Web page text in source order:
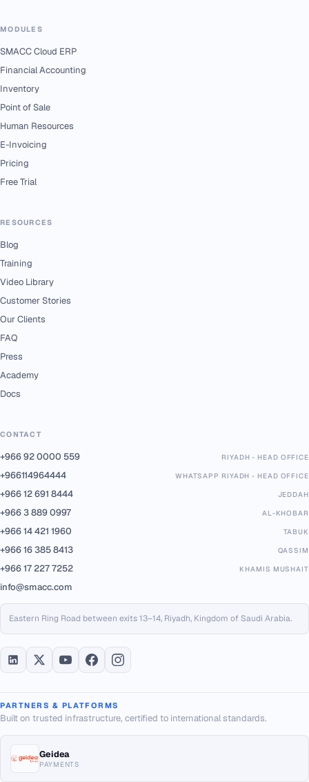
MODULES
SMACC Cloud ERP
Financial Accounting
Inventory
Point of Sale
Human Resources
E-Invoicing
Pricing
Free Trial
RESOURCES
Blog
Training
Video Library
Customer Stories
Our Clients
FAQ
Press
Academy
Docs
CONTACT
+966 92 0000 559 RIYADH - HEAD OFFICE
+966114964444 WHATSAPP RIYADH - HEAD OFFICE
+966 12 691 8444 JEDDAH
+966 3 889 0997 AL-KHOBAR
+966 14 421 1960 TABUK
+966 16 385 8413 QASSIM
+966 17 227 7252 KHAMIS MUSHAIT
info@smacc.com
Eastern Ring Road between exits 13–14, Riyadh, Kingdom of Saudi Arabia.
PARTNERS & PLATFORMS
Built on trusted infrastructure, certified to international standards.
Geidea
PAYMENTS